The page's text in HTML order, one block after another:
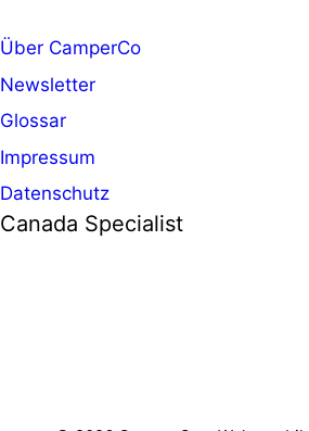
Über CamperCo
Newsletter
Glossar
Impressum
Datenschutz
Canada Specialist